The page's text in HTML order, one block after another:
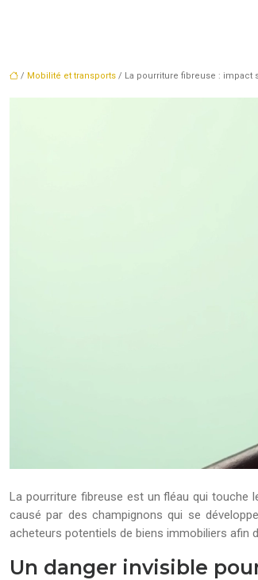
/ Mobilité et transports / La pourriture fibreuse : impact
La pourriture fibreuse est un fléau qui touche
causé par des champignons qui se
acheteurs potentiels de biens immobiliers afin
Un danger invisible